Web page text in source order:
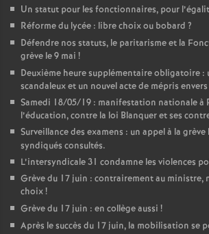
Un statut pour les fonctionnaires, pour
Réforme du lycée : libre choix ou bobard ?
Défendre nos statuts, le paritarisme et la
grève le 9 mai !
Deuxième heure supplémentaire obligatoire :
scandaleux et un nouvel acte de mépris
Samedi 18/05/19 : manifestation nationale à
l’éducation, contre la loi Blanquer et ses
Surveillance des examens : un appel à la grève
syndiqués consultés.
L’intersyndicale 31 condamne les violences
Grève du 17 juin : contrairement au ministre,
choix!
Grève du 17 juin : en collège aussi !
Après le succès du 17 juin, la mobilisation se